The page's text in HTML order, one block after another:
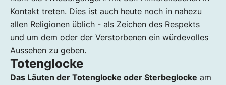
Kontakt treten. Dies ist auch heute noch in nahezu
allen Religionen üblich - als Zeichen des Respekts
und um dem oder der Verstorbenen ein würdevolles
Aussehen zu geben.
Totenglocke
Das Läuten der Totenglocke oder Sterbeglocke am